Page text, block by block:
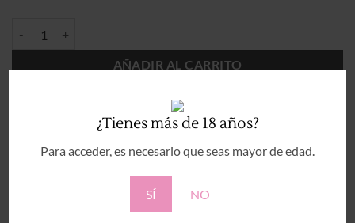
¿Tienes más de 18 años?
Para acceder, es necesario que seas mayor de edad.
SÍ NO
AÑADIR AL CARRITO
TIENDA